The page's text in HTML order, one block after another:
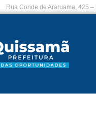
Rua Conde de Araruama, 425